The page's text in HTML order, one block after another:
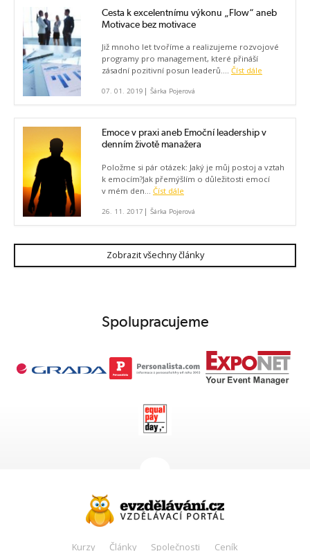
Cesta k excelentnímu výkonu „Flow“ aneb
Motivace bez motivace
Již mnoho let tvoříme a realizujeme rozvojové
programy pro management, které přináší
zásadní pozitivní posun leaderů.... Číst dále
07. 01. 2019 | Šárka Pojerová
Emoce v praxi aneb Emoční leadership v
denním životě manažera
Položme si pár otázek: Jaký je můj postoj a vztah
k emocím?Jak přemýšlím o důležitosti emocí
v mém den... Číst dále
26. 11. 2017 | Šárka Pojerová
Zobrazit všechny články
Spolupracujeme
Kurzy Články Společnosti Ceník